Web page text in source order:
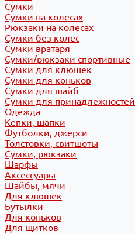
Сумки
Сумки на колесах
Рюкзаки на колесах
Сумки без колес
Сумки вратаря
Сумки/рюкзаки спортивные
Сумки для клюшек
Сумки для коньков
Сумки для шайб
Сумки для принадлежностей
Одежда
Кепки, шапки
Футболки, джерси
Толстовки, свитшоты
Сумки, рюкзаки
Шарфы
Аксессуары
Шайбы, мячи
Для клюшек
Бутылки
Для коньков
Для щитков